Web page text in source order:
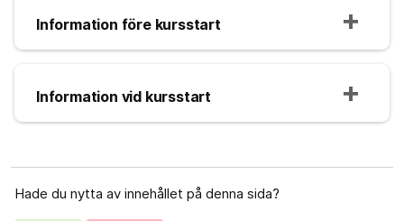
Information före kursstart
Information vid kursstart
Hade du nytta av innehållet på denna sida?